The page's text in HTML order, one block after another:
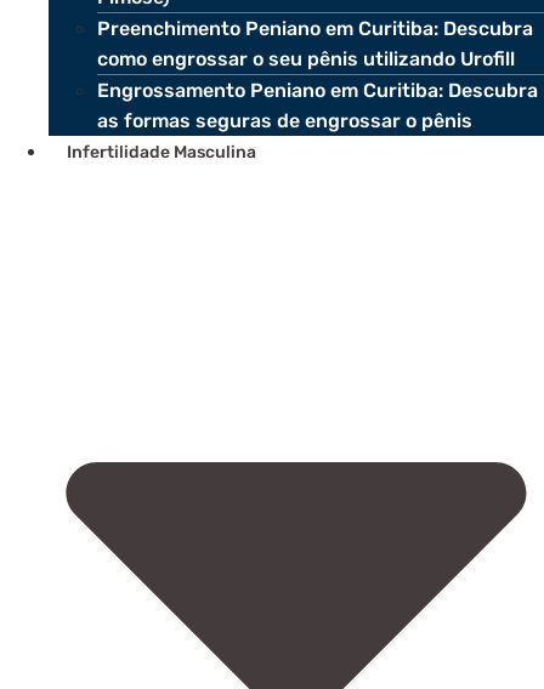
Preenchimento Peniano em Curitiba: Descubra
como engrossar o seu pênis utilizando Urofill
Engrossamento Peniano em Curitiba: Descubra
as formas seguras de engrossar o pênis
Infertilidade Masculina